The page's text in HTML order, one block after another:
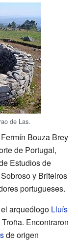
de Las.
Bouza Brey
de Portugal,
Estudios de
y Briteiros
portugueses.
arqueólogo Lluís
Encontraron
de origen